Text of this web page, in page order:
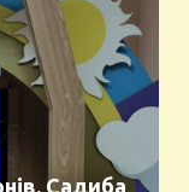
Садиба